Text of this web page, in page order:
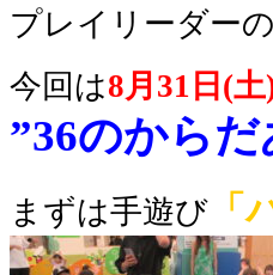
プレイリーダーの
今回は8月31日(土
”36のからだ
まずは手遊び 「